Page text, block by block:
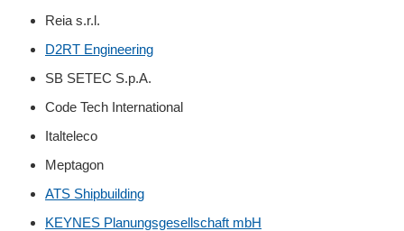
Reia s.r.l.
D2RT Engineering
SB SETEC S.p.A.
Code Tech International
Italteleco
Meptagon
ATS Shipbuilding
KEYNES Planungsgesellschaft mbH